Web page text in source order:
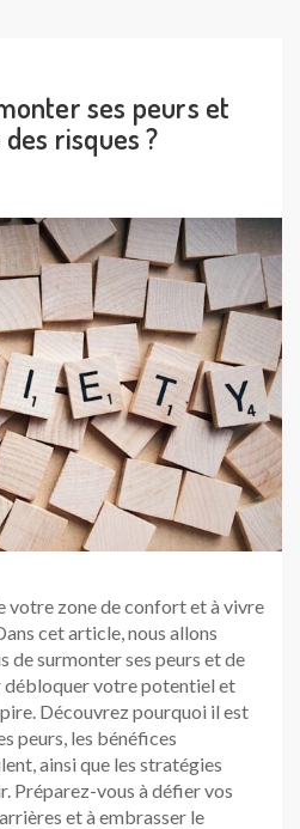
ses peurs et
risques ?
votre zone de confort et à vivre
cet article, nous allons
de surmonter ses peurs et de
débloquer votre potentiel et
Découvrez pourquoi il est
peurs, les bénéfices
ainsi que les stratégies
Préparez-vous à défier vos
et à embrasser le